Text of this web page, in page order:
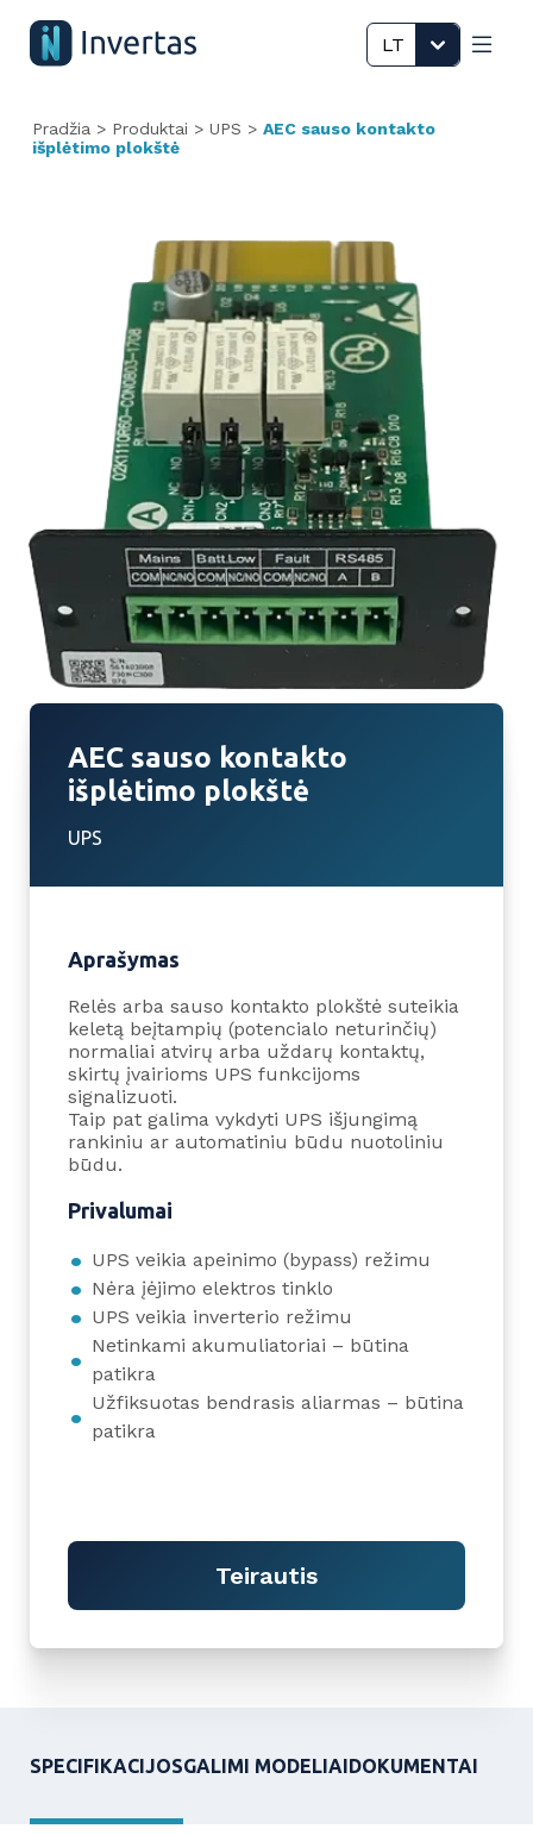
LT
Pradžia > Produktai > UPS > AEC sauso kontakto
išplėtimo plokštė
AEC sauso kontakto
išplėtimo plokštė
UPS
Aprašymas
Relės arba sauso kontakto plokštė suteikia
keletą beįtampių (potencialo neturinčių)
normaliai atvirų arba uždarų kontaktų,
skirtų įvairioms UPS funkcijoms
signalizuoti.
Taip pat galima vykdyti UPS išjungimą
rankiniu ar automatiniu būdu nuotoliniu
būdu.
Privalumai
UPS veikia apeinimo (bypass) režimu
Nėra įėjimo elektros tinklo
UPS veikia inverterio režimu
Netinkami akumuliatoriai – būtina
patikra
Užfiksuotas bendrasis aliarmas – būtina
patikra
Teirautis
SPECIFIKACIJOSGALIMI MODELIAIDOKUMENTAI